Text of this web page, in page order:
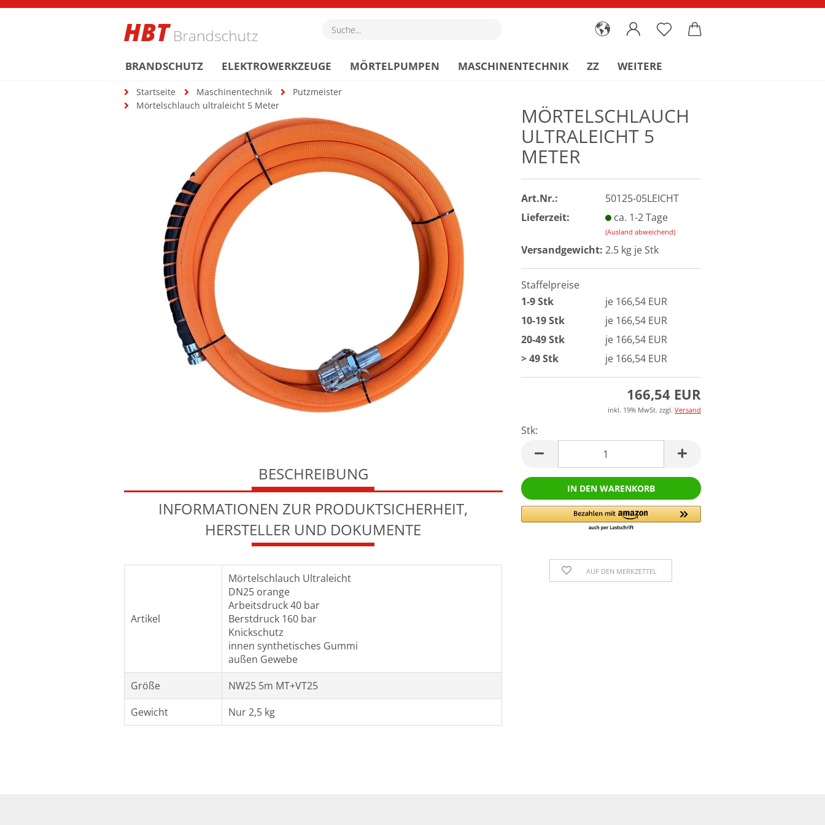
BRANDSCHUTZ ELEKTROWERKZEUGE MÖRTELPUMPEN MASCHINENTECHNIK ZZ WEITERE
Startseite Maschinentechnik
Putzmeister
Mörtelschlauch ultraleicht 5 Meter
MÖRTELSCHLAUCH
ULTRALEICHT 5
METER
Art.Nr.:
50125-05LEICHT
Lieferzeit:
ca. 1-2 Tage
(Ausland abweichend)
Versandgewicht: 2.5kg je Stk
Staffelpreise
1-9 Stk
je 166,54 EUR
10-19 Stk
je 166,54 EUR
20-49 Stk
je 166,54 EUR
> 49 Stk
je 166,54 EUR
166,54 EUR
inkl. 19% MwSt. zzgl. Versand
Stk:
AUF DEN MERKZETTEL
BESCHREIBUNG
INFORMATIONEN ZUR PRODUKTSICHERHEIT,
HERSTELLER UND DOKUMENTE
Artikel
Mörtelschlauch Ultraleicht
DN25 orange
Arbeitsdruck 40 bar
Berstdruck 160 bar
Knickschutz
innen synthetisches Gummi
außen Gewebe
Größe
NW25 5m MT+VT25
Gewicht
Nur 2,5 kg